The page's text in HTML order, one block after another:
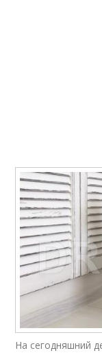
На сегодняшний